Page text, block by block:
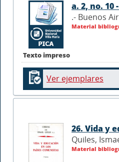
Texto impreso
a. 2, no. 10
.- Buenos
Material
Ver ejemplares
26. Vida y
Quiles,
Material